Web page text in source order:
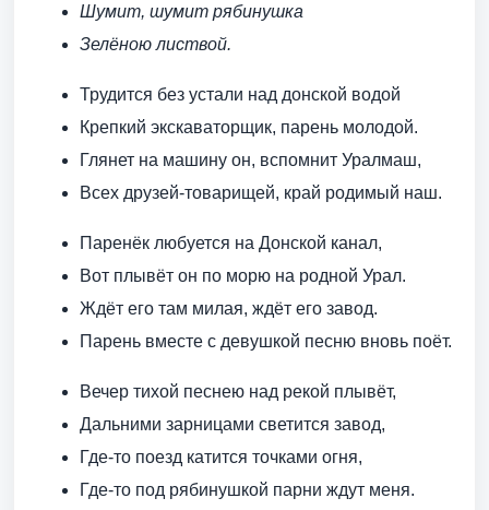
Шумит, шумит рябинушка
Зелёною листвой.
Трудится без устали над донской водой
Крепкий экскаваторщик, парень молодой.
Глянет на машину он, вспомнит Уралмаш,
Всех друзей-товарищей, край родимый наш.
Паренёк любуется на Донской канал,
Вот плывёт он по морю на родной Урал.
Ждёт его там милая, ждёт его завод.
Парень вместе с девушкой песню вновь поёт.
Вечер тихой песнею над рекой плывёт,
Дальними зарницами светится завод,
Где-то поезд катится точками огня,
Где-то под рябинушкой парни ждут меня.